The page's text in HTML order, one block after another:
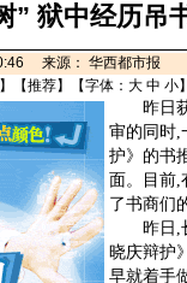
” 狱中经历吊
来源： 华西都市报
】【推荐】【字体： 大 中 小
昨日获
审的同时,
护》的书
面。目前,
了书商们
昨日,长
晓庆辩护
早就着手